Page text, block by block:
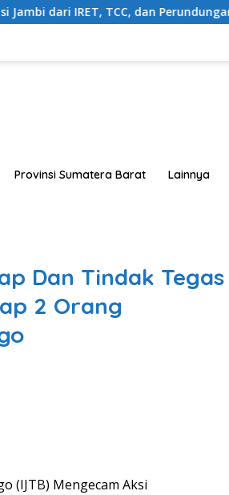
Perundungan Dimulai dari Sekolah
Provinsi Sumatera Barat Lainnya
Dan Tindak Tegas
2 Orang
(IJTB) Mengecam Aksi